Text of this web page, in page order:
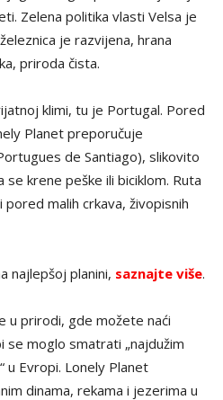
Zelena politika vlasti Velsa je
je razvijena, hrana
priroda čista.
klimi, tu je Portugal. Pored
Planet preporučuje
de Santiago), slikovito
krene peške ili biciklom. Ruta
malih crkava, živopisnih
najlepšoj planini, saznajte više.
u prirodi, gde možete naći
moglo smatrati „najdužim
u Evropi. Lonely Planet
dinama, rekama i jezerima u